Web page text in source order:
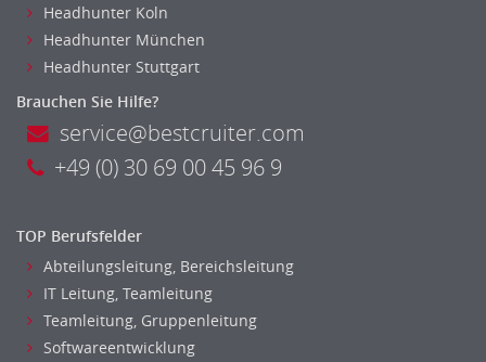
Headhunter Koln
Headhunter München
Headhunter Stuttgart
Brauchen Sie Hilfe?
service@bestcruiter.com
+49 (0) 30 69 00 45 96 9
TOP Berufsfelder
Abteilungsleitung, Bereichsleitung
IT Leitung, Teamleitung
Teamleitung, Gruppenleitung
Softwareentwicklung